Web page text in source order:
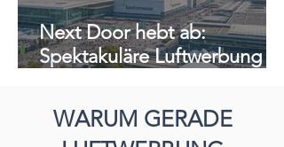
Next Door hebt ab:
Spektakuläre Luftwerbung
WARUM GERADE